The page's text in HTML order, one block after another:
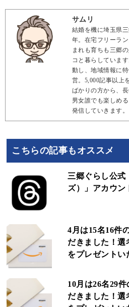
サムリ
結婚を機に埼玉県
年。在宅フリーラ
まれも育ちも三郷
コと暮らしていま
動し、地域情報に
営。5,000記事以上
ばかりの方から、
男女誰でも楽しめ
発信していきます。
こちらの記事もオススメ
三郷ぐらし公式
ズ）」アカウン
4月は15名16件
だきました！選
をプレゼントい
10月は26名29
だきました！選